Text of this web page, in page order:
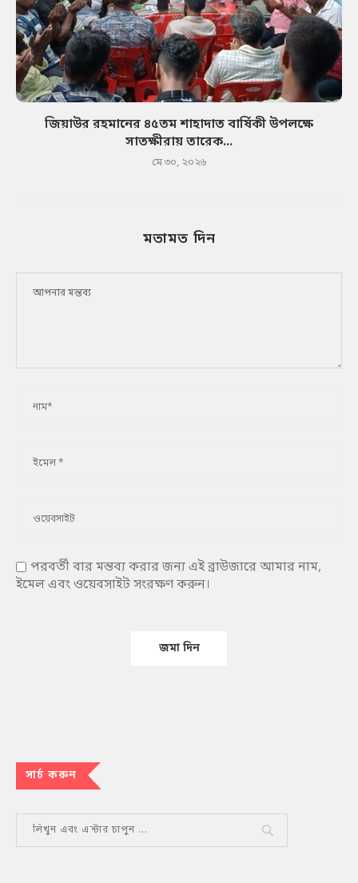
জিয়াউর রহমানের ৪৫তম শাহাদাত বার্ষিকী উপলক্ষে
সাতক্ষীরায় তারেক...
মে ৩০, ২০২৬
মতামত দিন
পরবর্তী বার মন্তব্য করার জন্য এই ব্রাউজারে আমার নাম,
ইমেল এবং ওয়েবসাইট সংরক্ষণ করুন।
সার্চ করুন